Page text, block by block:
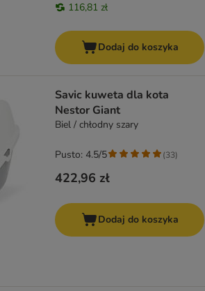
116,81 zł
Dodaj do koszyka
Savic kuweta dla kota
Nestor Giant
Biel / chłodny szary
422,96 zł
Pusto: 4.5/5 (33)
Dodaj do koszyka